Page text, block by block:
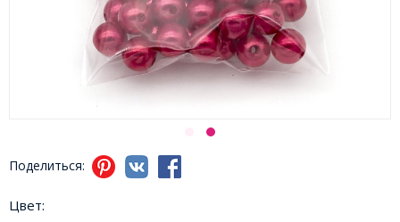
Поделиться:
Цвет: